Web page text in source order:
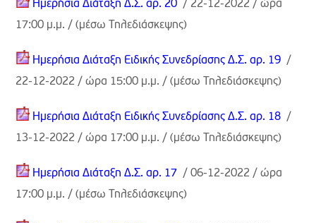
Ημερήσια Διάταξη Δ.Σ. αρ. 20 / 22-12-2022 / ώρα
17:00 μ.μ. /(μέσω Τηλεδιάσκεψης)
Ημερήσια Διάταξη Ειδικής Συνεδρίασης Δ.Σ. αρ. 19 /
22-12-2022 / ώρα 15:00 μ.μ. /(μέσω Τηλεδιάσκεψης)
Ημερήσια Διάταξη Ειδικής Συνεδρίασης Δ.Σ. αρ. 18 /
13-12-2022 / ώρα 17:00 μ.μ. /(μέσω Τηλεδιάσκεψης)
Ημερήσια Διάταξη Δ.Σ. αρ. 17 / 06-12-2022 / ώρα
17:00 μ.μ. /(μέσω Τηλεδιάσκεψης)